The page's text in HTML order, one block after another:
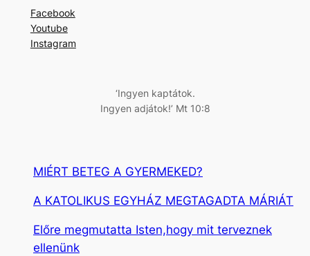
e
s
Facebook
Youtube
Instagram
‘Ingyen kaptátok.
Ingyen adjátok!’ Mt 10:8
MIÉRT BETEG A GYERMEKED?
A KATOLIKUS EGYHÁZ MEGTAGADTA MÁRIÁT
Előre megmutatta Isten,hogy mit terveznek
ellenünk